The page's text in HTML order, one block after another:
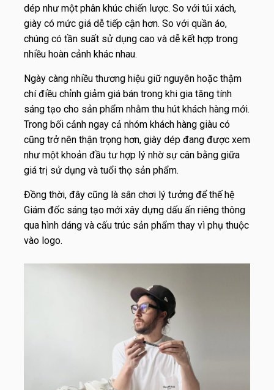
dép như một phân khúc chiến lược. So với túi xách,
giày có mức giá dễ tiếp cận hơn. So với quần áo,
chúng có tần suất sử dụng cao và dễ kết hợp trong
nhiều hoàn cảnh khác nhau.
Ngày càng nhiều thương hiệu giữ nguyên hoặc thậm
chí điều chỉnh giảm giá bán trong khi gia tăng tính
sáng tạo cho sản phẩm nhằm thu hút khách hàng mới.
Trong bối cảnh ngay cả nhóm khách hàng giàu có
cũng trở nên thận trọng hơn, giày dép đang được xem
như một khoản đầu tư hợp lý nhờ sự cân bằng giữa
giá trị sử dụng và tuổi thọ sản phẩm.
Đồng thời, đây cũng là sân chơi lý tưởng để thế hệ
Giám đốc sáng tạo mới xây dựng dấu ấn riêng thông
qua hình dáng và cấu trúc sản phẩm thay vì phụ thuộc
vào logo.